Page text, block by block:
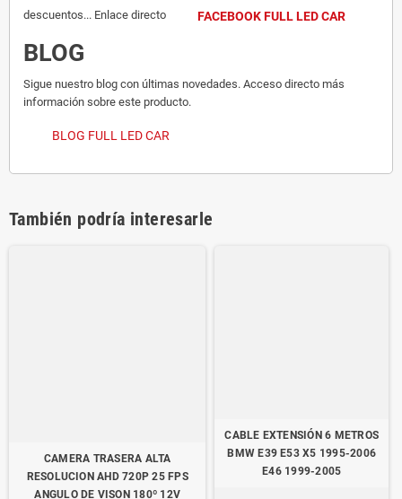
descuentos... Enlace directo
FACEBOOK FULL LED CAR
BLOG
Sigue nuestro blog con últimas novedades. Acceso directo más
información sobre este producto.
BLOG FULL LED CAR
También podría interesarle
CAMERA TRASERA ALTA
RESOLUCION AHD 720P 25 FPS
ANGULO DE VISON 180º 12V
CABLE EXTENSIÓN 6 METROS
BMW E39 E53 X5 1995-2006
E46 1999-2005